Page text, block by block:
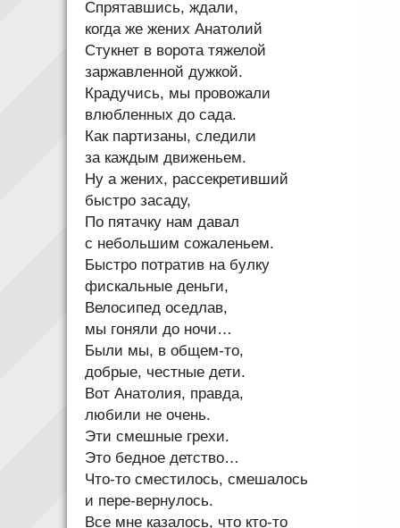
Спрятавшись, ждали,
когда же жених Анатолий
Стукнет в ворота тяжелой
заржавленной дужкой.
Крадучись, мы провожали
влюбленных до сада.
Как партизаны, следили
за каждым движеньем.
Ну а жених, рассекретивший
быстро засаду,
По пятачку нам давал
с небольшим сожаленьем.
Быстро потратив на булку
фискальные деньги,
Велосипед оседлав,
мы гоняли до ночи…
Были мы, в общем-то,
добрые, честные дети.
Вот Анатолия, правда,
любили не очень.
Эти смешные грехи.
Это бедное детство…
Что-то сместилось, смешалось
и пере-вернулось.
Все мне казалось, что кто-то